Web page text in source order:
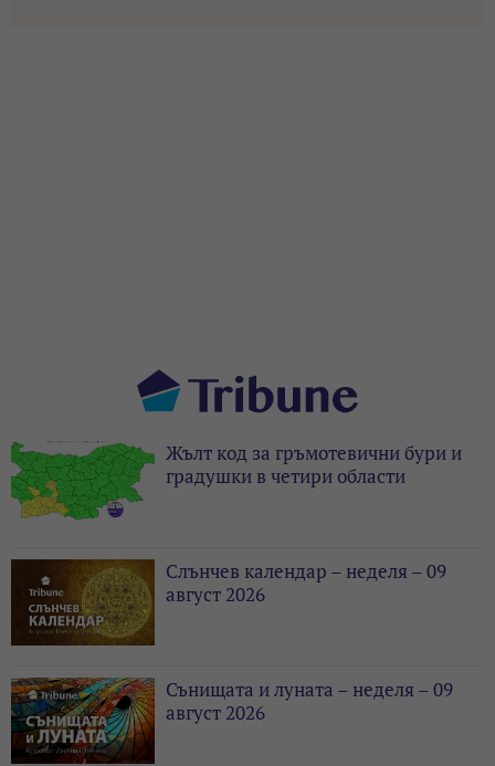
Жълт код за гръмотевични бури и
градушки в четири области
Слънчев календар – неделя – 09
август 2026
Сънищата и луната – неделя – 09
август 2026